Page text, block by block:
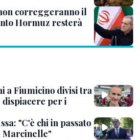
correggeranno il
Hormuz resterà
a Fiumicino divisi tra
dispiacere per i
"C'è chi in passato
Marcinelle"